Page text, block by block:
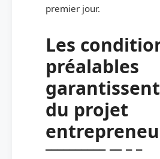
premier jour.
Les
préalables
du projet